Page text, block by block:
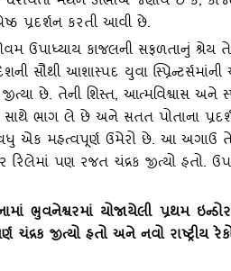
પ્રદર્શન કરતી આવી છે.
ઉપાધ્‍યાય કાજલની સફળતાનું
સૌથી આશાસ્‍પદ યુવા
જીત્‍યા છે. તેની શિસ્‍ત, આત્‍મવિશ્વાસ
સાથે ભાગ લે છે અને સતત પોતાના
વધુ એક મહત્‍વપૂર્ણ ઉમેરો છે. આ અગાઉ
પણ રજત ચંદ્રક જીત્‍યો હતો.
ભુવનેશ્વરમાં યોજાયેલી પ્રથમ
જીત્‍યો હતો અને નવો રાષ્‍ટ્રીય